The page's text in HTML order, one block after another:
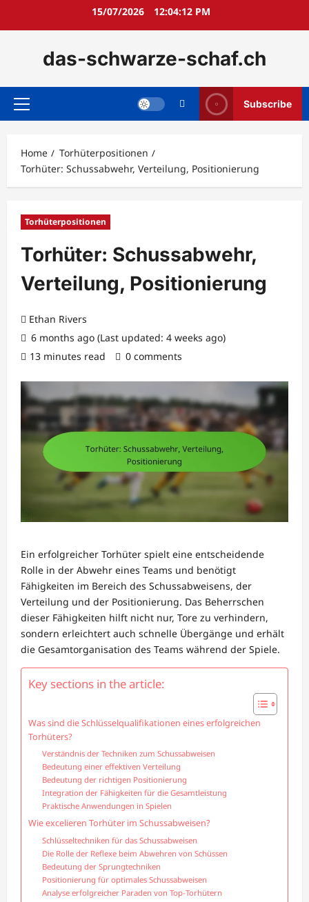
15/07/2026 12:04:13 PM
das-schwarze-schaf.ch
Primary
Subscribe
Home
Torhüterpositionen
Torhüter: Schussabwehr, Verteilung, Positionierung
Torhüterpositionen
Torhüter: Schussabwehr,
Verteilung, Positionierung
Ethan Rivers
6 months ago (Last updated: 4 weeks ago)
13 minutes read
0 comments
Ein erfolgreicher Torhüter spielt eine entscheidende
Rolle in der Abwehr eines Teams und benötigt
Fähigkeiten im Bereich des Schussabweisens, der
Verteilung und der Positionierung. Das Beherrschen
dieser Fähigkeiten hilft nicht nur, Tore zu verhindern,
sondern erleichtert auch schnelle Übergänge und erhält
die Gesamtorganisation des Teams während der Spiele.
Key sections in the article:
Was sind die Schlüsselqualifikationen eines erfolgreichen
Torhüters?
Verständnis der Techniken zum Schussabweisen
Bedeutung einer effektiven Verteilung
Bedeutung der richtigen Positionierung
Integration der Fähigkeiten für die Gesamtleistung
Praktische Anwendungen in Spielen
Wie excelieren Torhüter im Schussabweisen?
Schlüsseltechniken für das Schussabweisen
Die Rolle der Reflexe beim Abwehren von Schüssen
Bedeutung der Sprungtechniken
Positionierung für optimales Schussabweisen
Analyse erfolgreicher Paraden von Top-Torhütern